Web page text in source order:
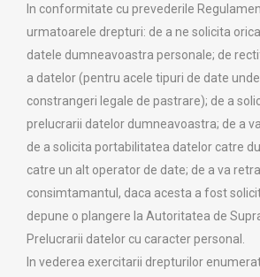
In conformitate cu prevederile
urmatoarele drepturi: de a ne solicita
datele dumneavoastra personale; de
a datelor (pentru acele tipuri de date
constrangeri legale de pastrare); de a
prelucrarii datelor dumneavoastra; de a
de a solicita portabilitatea datelor catre
catre un alt operator de date; de a va
consimtamantul, daca acesta a fost
depune o plangere la Autoritatea de
Prelucrarii datelor cu caracter personal.
In vederea exercitarii drepturilor